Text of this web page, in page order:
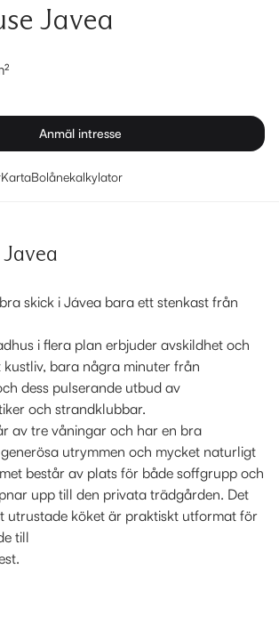
Javea
Anmäl intresse
KartaBolånekalkylator
skick i Jávea bara ett stenkast från
i flera plan erbjuder avskildhet och
bara några minuter från
dess pulserande utbud av
och strandklubbar.
av tre våningar och har en bra
utrymmen och mycket naturligt
består av plats för både soffgrupp och
upp till den privata trädgården. Det
utrustade köket är praktiskt utformat för
till